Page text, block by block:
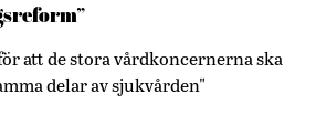
att de stora vårdkoncernerna ska
delar av sjukvården"